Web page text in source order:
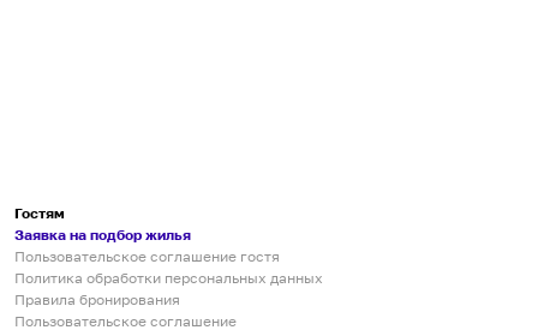
Гостям
Заявка на подбор жилья
Пользовательское соглашение гостя
Политика обработки персональных данных
Правила бронирования
Пользовательское соглашение